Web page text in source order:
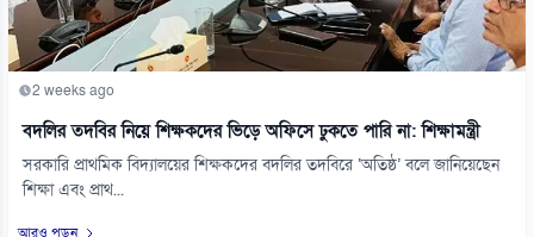
2 weeks ago
বদলির তদবির নিয়ে শিক্ষকদের ভিড়ে অফিসে ঢুকতে পারি না: শিক্ষামন্ত্রী
সরকারি প্রাথমিক বিদ্যালয়ের শিক্ষকদের বদলির তদবিরে ‌‘অতিষ্ঠ’ বলে জানিয়েছেন
শিক্ষা এবং প্রাথ...